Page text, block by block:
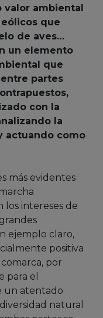
valor ambiental
que
de aves…
un elemento
que
partes
con la
la
actuando como
más evidentes
intereses de
ejemplo claro,
positiva
por
para el
un atentado
natural